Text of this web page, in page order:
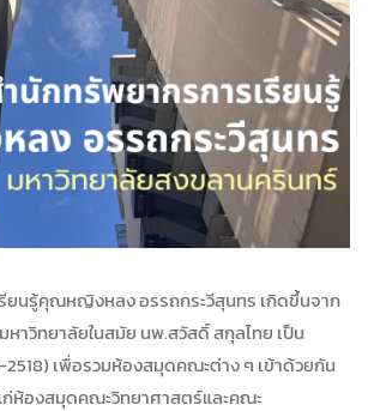
ยนรู้คุณหญิงหลง อรรถกระวีสุนทร เกิดขึ้นจาก
าวิทยาลัยในสมัย นพ.สวัสดิ์ สกุลไทย เป็น
เพื่อรวมห้องสมุดคณะต่าง ๆ เข้าด้วยกัน
ห้องสมุดคณะวิทยาศาสตร์และคณะ